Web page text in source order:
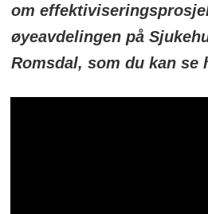
om
øyeavdelingen på
Romsdal, som du kan se